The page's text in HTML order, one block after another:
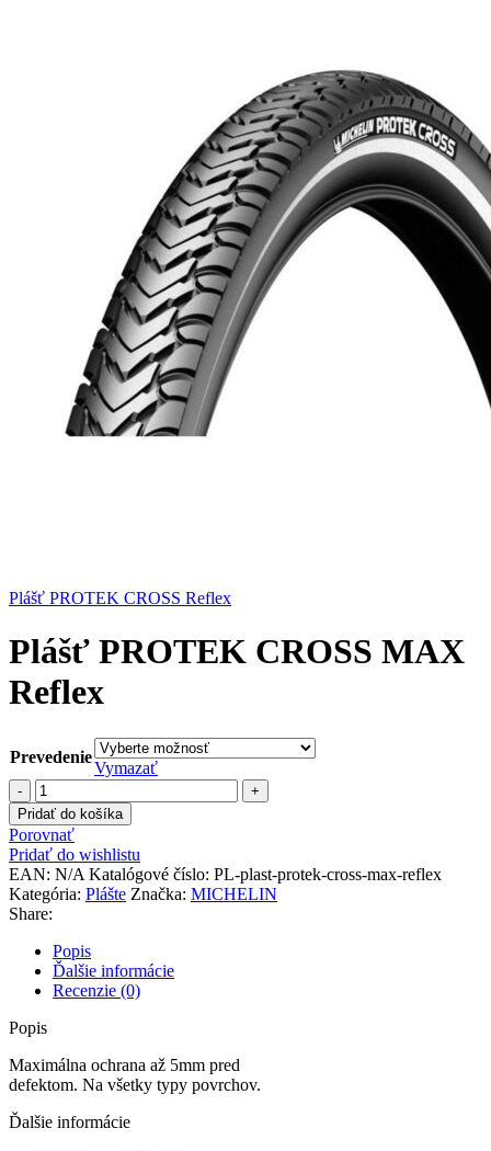
Plášť PROTEK CROSS Reflex
Plášť PROTEK CROSS MAX
Reflex
Prevedenie
Vymazať
množstvo
Plášť
PROTEK
CROSS
MAX
Reflex
Pridať do košíka
Porovnať
Pridať do wishlistu
EAN: N/A Katalógové číslo: PL-plast-protek-cross-max-reflex
Kategória: Plášte Značka: MICHELIN
Share:
Popis
Ďalšie informácie
Recenzie (0)
Popis
Maximálna ochrana až 5mm pred
defektom. Na všetky typy povrchov.
Ďalšie informácie